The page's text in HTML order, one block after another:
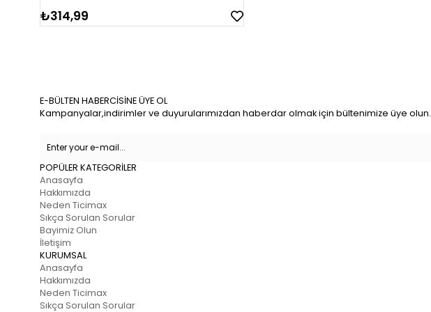
₺314,99
E-BÜLTEN HABERCİSİNE ÜYE OL
Kampanyalar,indirimler ve duyurularımızdan haberdar olmak için bültenimize üye olun.
POPÜLER KATEGORİLER
Anasayfa
Hakkımızda
Neden Ticimax
Sıkça Sorulan Sorular
Bayimiz Olun
İletişim
KURUMSAL
Anasayfa
Hakkımızda
Neden Ticimax
Sıkça Sorulan Sorular